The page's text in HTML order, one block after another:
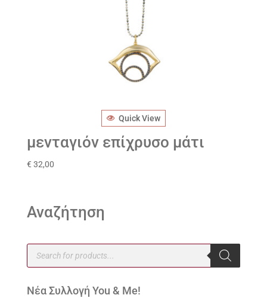
Quick View
μενταγιόν επίχρυσο μάτι
€ 32,00
Αναζήτηση
Products
search
Νέα Συλλογή You & Me!